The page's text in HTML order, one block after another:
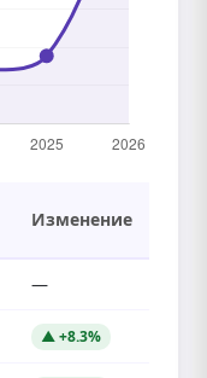
Изменение
—
▲ +8.3%